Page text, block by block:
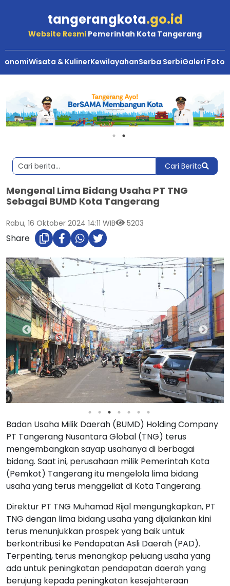
tangerangkota.go.id
Website Resmi Pemerintah Kota Tangerang
Wisata & KulinerKewilayahanSerba SerbiGaleri Foto
Cari Berita
Mengenal Lima Bidang Usaha PT TNG
Sebagai BUMD Kota Tangerang
Rabu, 16 Oktober 2024 14:11 WIB 5203
Share
Badan Usaha Milik Daerah (BUMD) Holding Company
PT Tangerang Nusantara Global (TNG) terus
mengembangkan sayap usahanya di berbagai
bidang. Saat ini, perusahaan milik Pemerintah Kota
(Pemkot) Tangerang itu mengelola lima bidang
usaha yang terus menggeliat di Kota Tangerang.
Direktur PT TNG Muhamad Rijal mengungkapkan, PT
TNG dengan lima bidang usaha yang dijalankan kini
terus menunjukkan prospek yang baik untuk
berkontribusi ke Pendapatan Asli Daerah (PAD).
Terpenting, terus menangkap peluang usaha yang
ada untuk peningkatan pendapatan daerah yang
berujung kepada peningkatan kesejahteraan